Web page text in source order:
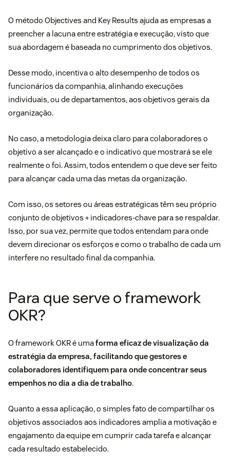
O método Objectives and Key Results ajuda as empresas a
preencher a lacuna entre estratégia e execução, visto que
sua abordagem é baseada no cumprimento dos objetivos.
Desse modo, incentiva o alto desempenho de todos os
funcionários da companhia, alinhando execuções
individuais, ou de departamentos, aos objetivos gerais da
organização.
No caso, a metodologia deixa claro para colaboradores o
objetivo a ser alcançado e o indicativo que mostrará se ele
realmente o foi. Assim, todos entendem o que deve ser feito
para alcançar cada uma das metas da organização.
Com isso, os setores ou áreas estratégicas têm seu próprio
conjunto de objetivos + indicadores-chave para se respaldar.
Isso, por sua vez, permite que todos entendam para onde
devem direcionar os esforços e como o trabalho de cada um
interfere no resultado final da companhia.
Para que serve o framework
OKR?
O framework OKR é umaforma eficaz de visualização da
estratégia da empresa, facilitando que gestores e
colaboradores identifiquem para onde concentrar seus
empenhos no dia a dia de trabalho.
Quanto a essa aplicação, o simples fato de compartilhar os
objetivos associados aos indicadores amplia a motivação e
engajamento da equipe em cumprir cada tarefa e alcançar
cada resultado estabelecido.